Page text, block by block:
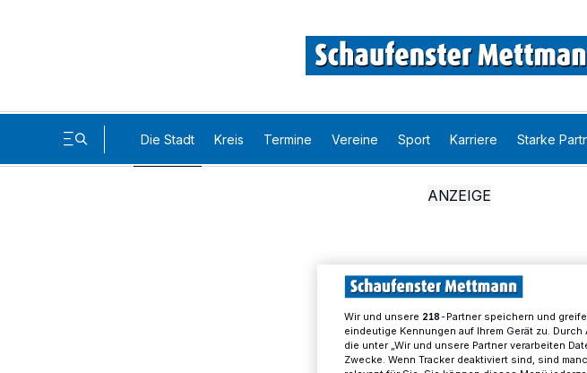
Die Stadt Kreis Termine Vereine Sport Karriere Starke
Wir und unsere 218-Partner speichern und
eindeutige Kennungen auf Ihrem Gerät zu.
die unter „Wir und unsere Partner verarbeiten
Zwecke. Wenn Tracker deaktiviert sind, sind